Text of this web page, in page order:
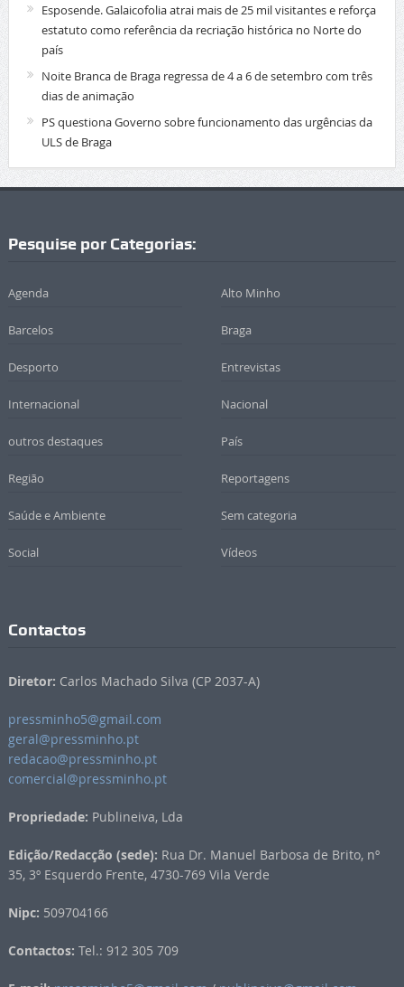
Esposende. Galaicofolia atrai mais de 25 mil visitantes e reforça
estatuto como referência da recriação histórica no Norte do
país
Noite Branca de Braga regressa de 4 a 6 de setembro com três
dias de animação
PS questiona Governo sobre funcionamento das urgências da
ULS de Braga
Pesquise por Categorias:
Agenda Alto Minho
Barcelos Braga
Desporto Entrevistas
Internacional Nacional
outros destaques País
Região Reportagens
Saúde e Ambiente Sem categoria
Social Vídeos
Contactos
Diretor: Carlos Machado Silva (CP 2037-A)
pressminho5@gmail.com
geral@pressminho.pt
redacao@pressminho.pt
comercial@pressminho.pt
Propriedade: Publineiva, Lda
Edição/Redacção (sede): Rua Dr. Manuel Barbosa de Brito, nº
35, 3º Esquerdo Frente, 4730-769 Vila Verde
Nipc: 509704166
Contactos: Tel.: 912 305 709